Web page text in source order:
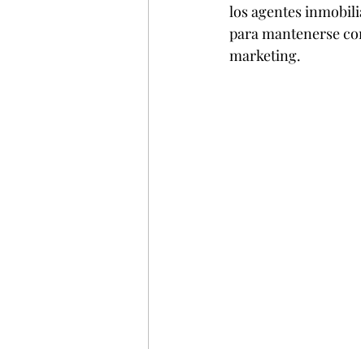
los agentes
para mantenerse
marketing.